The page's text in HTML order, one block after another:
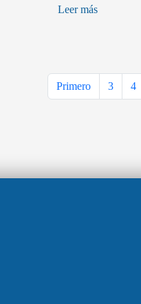
Leer más
Primero 3 4